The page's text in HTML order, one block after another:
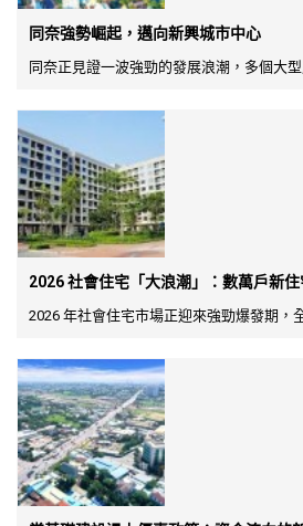
同奈強勢崛起，邁向新興城市中心
同奈正見證一波強勁的發展浪潮，多個大
2026 社會住宅「大浪潮」：數萬戶新
2026 年社會住宅市場正迎來強勁爆發期，